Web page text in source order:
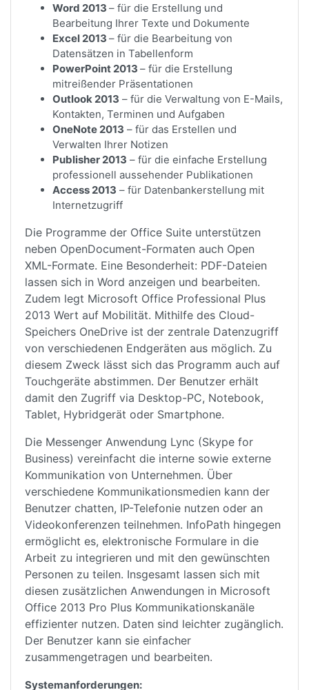
Word 2013 – für die Erstellung und
Bearbeitung Ihrer Texte und Dokumente
Excel 2013 – für die Bearbeitung von
Datensätzen in Tabellenform
PowerPoint 2013 – für die Erstellung
mitreißender Präsentationen
Outlook 2013 – für die Verwaltung von E-Mails,
Kontakten, Terminen und Aufgaben
OneNote 2013 – für das Erstellen und
Verwalten Ihrer Notizen
Publisher 2013 – für die einfache Erstellung
professionell aussehender Publikationen
Access 2013 – für Datenbankerstellung mit
Internetzugriff
Die Programme der Office Suite unterstützen
neben OpenDocument-Formaten auch Open
XML-Formate. Eine Besonderheit: PDF-Dateien
lassen sich in Word anzeigen und bearbeiten.
Zudem legt Microsoft Office Professional Plus
2013 Wert auf Mobilität. Mithilfe des Cloud-
Speichers OneDrive ist der zentrale Datenzugriff
von verschiedenen Endgeräten aus möglich. Zu
diesem Zweck lässt sich das Programm auch auf
Touchgeräte abstimmen. Der Benutzer erhält
damit den Zugriff via Desktop-PC, Notebook,
Tablet, Hybridgerät oder Smartphone.
Die Messenger Anwendung Lync (Skype for
Business) vereinfacht die interne sowie externe
Kommunikation von Unternehmen. Über
verschiedene Kommunikationsmedien kann der
Benutzer chatten, IP-Telefonie nutzen oder an
Videokonferenzen teilnehmen. InfoPath hingegen
ermöglicht es, elektronische Formulare in die
Arbeit zu integrieren und mit den gewünschten
Personen zu teilen. Insgesamt lassen sich mit
diesen zusätzlichen Anwendungen in Microsoft
Office 2013 Pro Plus Kommunikationskanäle
effizienter nutzen. Daten sind leichter zugänglich.
Der Benutzer kann sie einfacher
zusammengetragen und bearbeiten.
Systemanforderungen: